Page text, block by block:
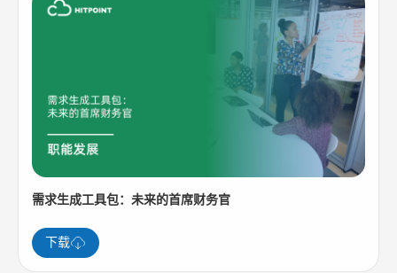
需求生成工具包：未来的首席财务官
下载